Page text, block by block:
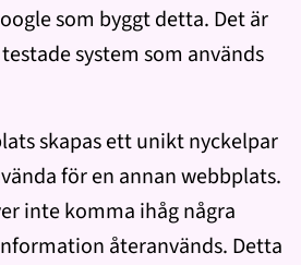
som byggt detta. Det är
system som används
skapas ett unikt nyckelpar
för en annan webbplats.
inte komma ihåg några
återanvänds. Detta